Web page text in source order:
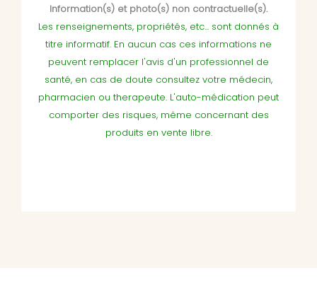
Information(s) et photo(s) non contractuelle(s).
Les renseignements, propriétés, etc... sont donnés à
titre informatif. En aucun cas ces informations ne
peuvent remplacer l'avis d'un professionnel de
santé, en cas de doute consultez votre médecin,
pharmacien ou therapeute. L'auto-médication peut
comporter des risques, même concernant des
produits en vente libre.